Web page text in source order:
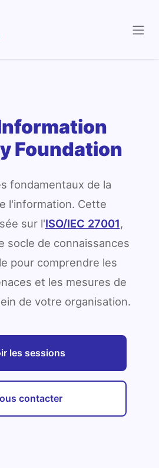
Foundation
fondamentaux de la
l'information. Cette
sur l'ISO/IEC 27001,
socle de connaissances
pour comprendre les
et les mesures de
de votre organisation.
les sessions
contacter